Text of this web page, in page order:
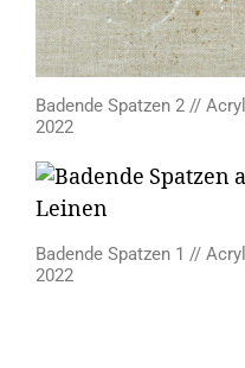
Badende Spatzen 2 //
2022
Badende Spatzen 1 //
2022